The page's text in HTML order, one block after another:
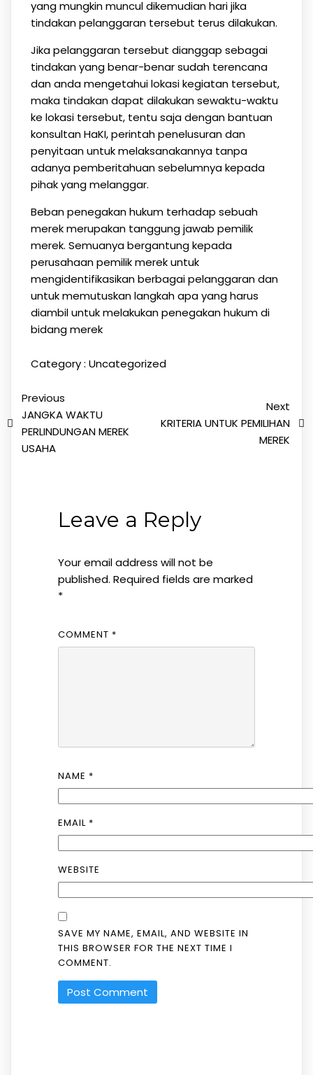
yang mungkin muncul dikemudian hari jika
tindakan pelanggaran tersebut terus dilakukan.
Jika pelanggaran tersebut dianggap sebagai
tindakan yang benar-benar sudah terencana
dan anda mengetahui lokasi kegiatan tersebut,
maka tindakan dapat dilakukan sewaktu-waktu
ke lokasi tersebut, tentu saja dengan bantuan
konsultan HaKI, perintah penelusuran dan
penyitaan untuk melaksanakannya tanpa
adanya pemberitahuan sebelumnya kepada
pihak yang melanggar.
Beban penegakan hukum terhadap sebuah
merek merupakan tanggung jawab pemilik
merek. Semuanya bergantung kepada
perusahaan pemilik merek untuk
mengidentifikasikan berbagai pelanggaran dan
untuk memutuskan langkah apa yang harus
diambil untuk melakukan penegakan hukum di
bidang merek
Category : Uncategorized
Previous
JANGKA WAKTU
PERLINDUNGAN MEREK
USAHA
Next
KRITERIA UNTUK PEMILIHAN
MEREK
Leave a Reply
Your email address will not be
published. Required fields are marked
*
COMMENT *
NAME *
EMAIL *
WEBSITE
SAVE MY NAME, EMAIL, AND WEBSITE IN
THIS BROWSER FOR THE NEXT TIME I
COMMENT.